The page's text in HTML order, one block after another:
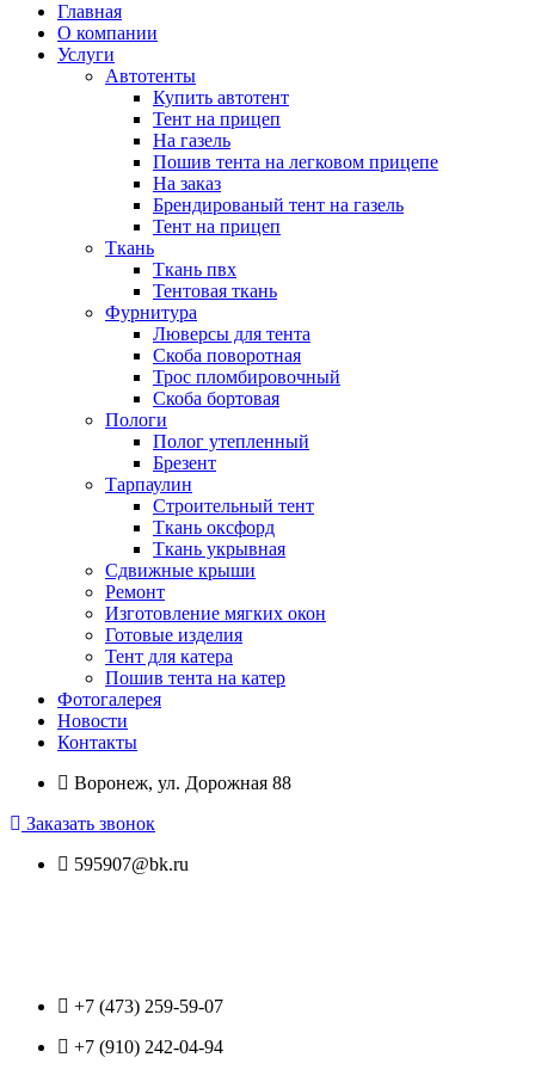
Главная
О компании
Услуги
Автотенты
Купить автотент
Тент на прицеп
На газель
Пошив тента на легковом прицепе
На заказ
Брендированый тент на газель
Тент на прицеп
Ткань
Ткань пвх
Тентовая ткань
Фурнитура
Люверсы для тента
Скоба поворотная
Трос пломбировочный
Скоба бортовая
Пологи
Полог утепленный
Брезент
Тарпаулин
Строительный тент
Ткань оксфорд
Ткань укрывная
Сдвижные крыши
Ремонт
Изготовление мягких окон
Готовые изделия
Тент для катера
Пошив тента на катер
Фотогалерея
Новости
Контакты
Воронеж, ул. Дорожная 88
Заказать звонок
595907@bk.ru
+7 (473) 259-59-07
+7 (910) 242-04-94